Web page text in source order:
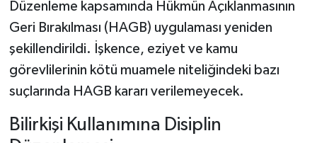
Düzenleme kapsamında Hükmün Açıklanmasının
Geri Bırakılması (HAGB) uygulaması yeniden
şekillendirildi. İşkence, eziyet ve kamu
görevlilerinin kötü muamele niteliğindeki bazı
suçlarında HAGB kararı verilemeyecek.
Bilirkişi Kullanımına Disiplin